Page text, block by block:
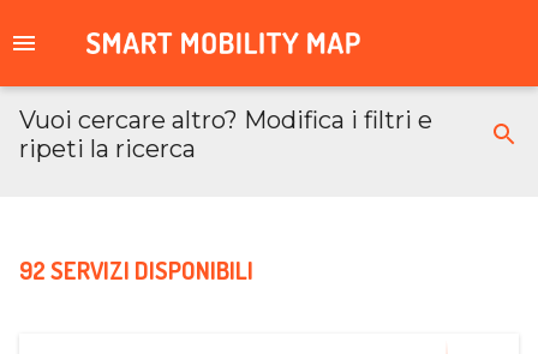
Vuoi cercare altro? Modifica i filtri e
ripeti la ricerca
92 SERVIZI DISPONIBILI